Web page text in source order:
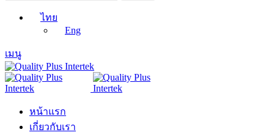
ไทย
Eng
เมนู
หน้าแรก
เกี่ยวกับเรา